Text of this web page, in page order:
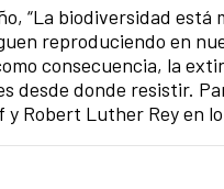
“La biodiversidad
reproduciendo en
consecuencia, la
desde donde resistir.
y Robert Luther Rey en